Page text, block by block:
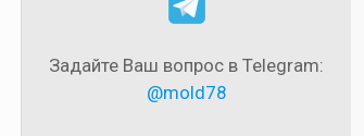
Задайте Ваш вопрос в Telegram:
@mold78